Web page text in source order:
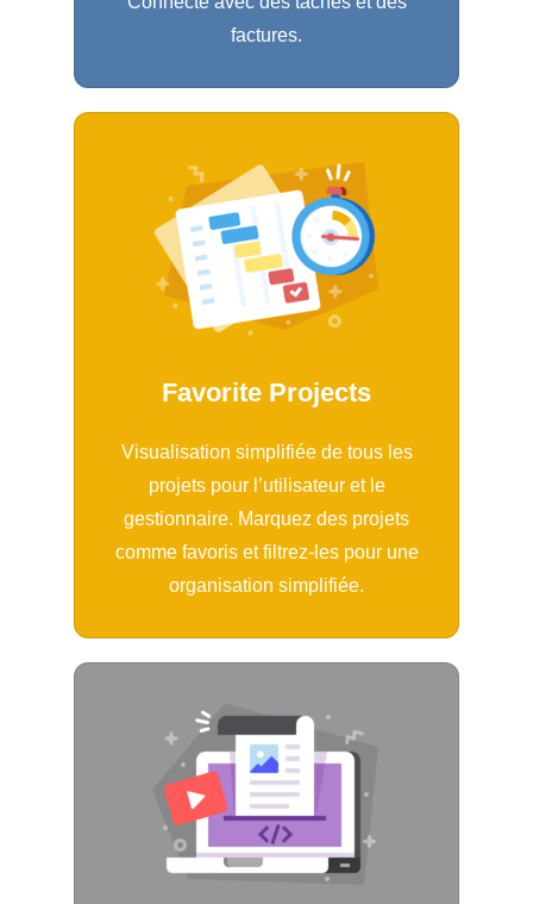
factures.
Favorite Projects
Visualisation simplifiée de tous les
projets pour l’utilisateur et le
gestionnaire. Marquez des projets
comme favoris et filtrez-les pour une
organisation simplifiée.